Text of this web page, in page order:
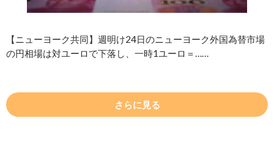
【ニューヨーク共同】週明け24日のニューヨーク外国為替市場
の円相場は対ユーロで下落し、一時1ユーロ＝……
さらに見る